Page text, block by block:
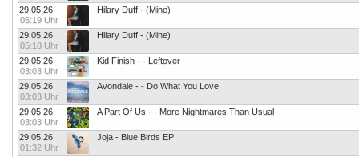
29.05.26
05:19 Uhr
Hilary Duff - (Mine)
29.05.26
05:18 Uhr
Hilary Duff - (Mine)
29.05.26
03:03 Uhr
Kid Finish - - Leftover
29.05.26
03:03 Uhr
Avondale - - Do What You Love
29.05.26
03:03 Uhr
A Part Of Us - - More Nightmares Than Usual
29.05.26
01:32 Uhr
Joja - Blue Birds EP